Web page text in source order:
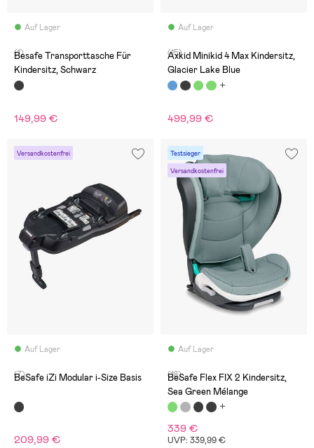
Auf Lager
(1)
Besafe Transporttasche Für
Kindersitz, Schwarz
149,99 €
Auf Lager
(15)
Axkid Minikid 4 Max Kindersitz,
Glacier Lake Blue
499,99 €
Versandkostenfrei
Auf Lager
(7)
BeSafe iZi Modular i-Size Basis
209,99 €
Testsieger
Versandkostenfrei
Auf Lager
(18)
BeSafe Flex FIX 2 Kindersitz,
Sea Green Mélange
339 €
UVP: 339,99 €